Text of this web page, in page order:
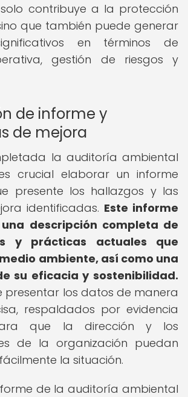
solo contribuye a la protección
que también puede generar
en términos de
gestión de riesgos y
de informe y
de mejora
la auditoría ambiental
crucial elaborar un informe
presente los hallazgos y las
identificadas. Este informe
descripción completa de
y prácticas actuales que
ambiente, así como una
su eficacia y sostenibilidad.
presentar los datos de manera
respaldados por evidencia
que la dirección y los
de la organización puedan
la situación.
de la auditoría ambiental